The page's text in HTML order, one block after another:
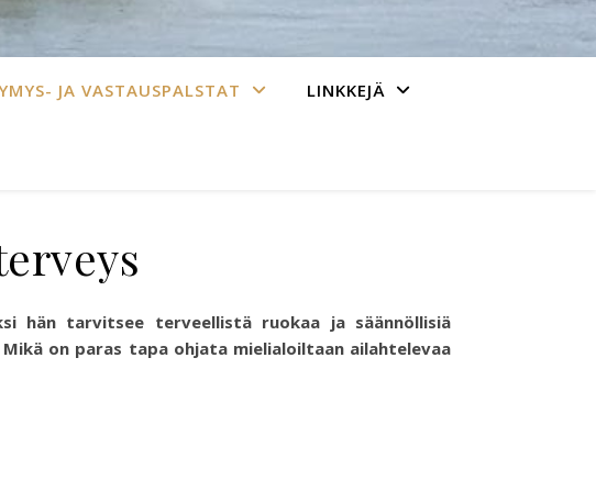
JA VASTAUSPALSTAT LINKKEJÄ
hän tarvitsee terveellistä ruokaa ja säännöllisiä
on paras tapa ohjata mielialoiltaan ailahtelevaa